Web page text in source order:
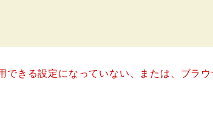
できる設定になっていない、または、ブラ